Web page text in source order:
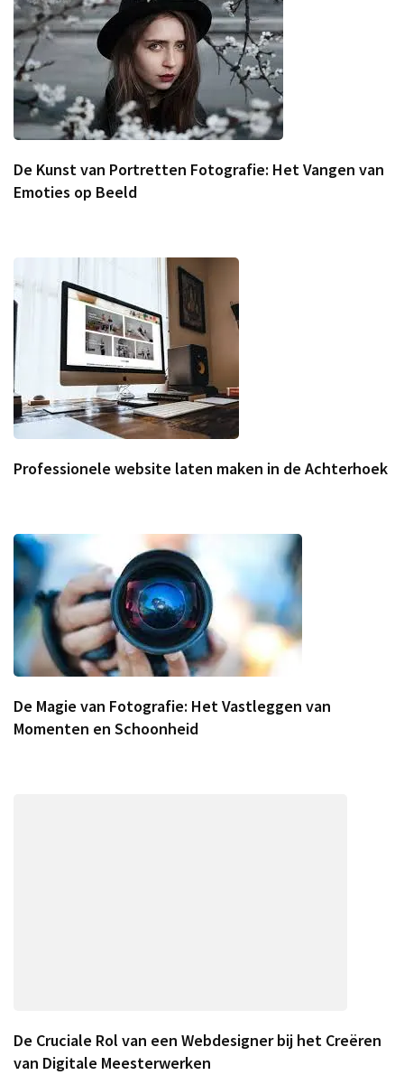
De Kunst van Portretten Fotografie: Het Vangen van
Emoties op Beeld
Professionele website laten maken in de Achterhoek
De Magie van Fotografie: Het Vastleggen van
Momenten en Schoonheid
De Cruciale Rol van een Webdesigner bij het Creëren
van Digitale Meesterwerken